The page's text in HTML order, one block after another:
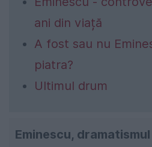
ani din viață
A fost sau nu
piatra?
Ultimul drum
Eminescu,